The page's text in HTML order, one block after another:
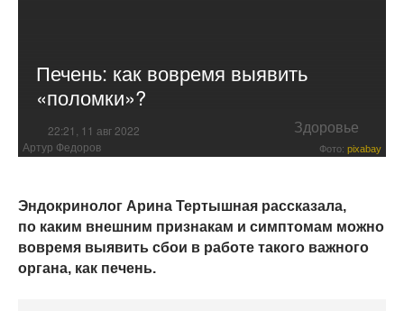
Печень: как вовремя выявить
«поломки»?
22:21, 11 авг 2022 Здоровье
Артур Федоров Фото: pixabay
Эндокринолог Арина Тертышная рассказала,
по каким внешним признакам и симптомам можно
вовремя выявить сбои в работе такого важного
органа, как печень.